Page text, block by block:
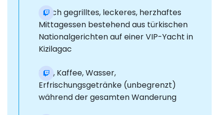
Frisch gegrilltes, leckeres, herzhaftes
Mittagessen bestehend aus türkischen
Nationalgerichten auf einer VIP-Yacht in
Kizilagac
Tee, Kaffee, Wasser,
Erfrischungsgetränke (unbegrenzt)
während der gesamten Wanderung